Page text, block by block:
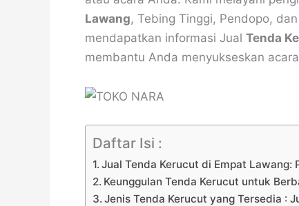
Lawang, Tebing Tinggi, Pendopo,
mendapatkan informasi Jual Tenda
membantu Anda menyukseskan
Daftar Isi :
Jual Tenda Kerucut di Empat
Keunggulan Tenda Kerucut untuk
Jenis Tenda Kerucut yang Tersedia :